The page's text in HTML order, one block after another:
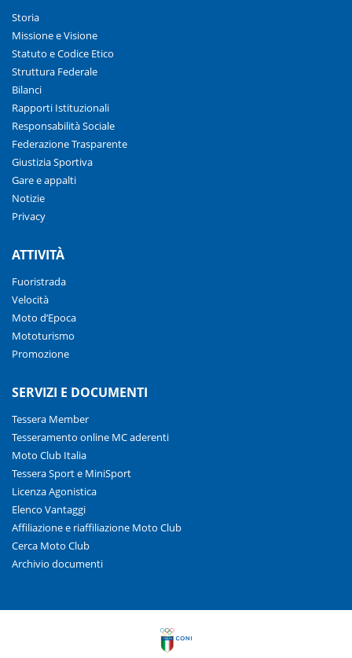
Storia
Missione e Visione
Statuto e Codice Etico
Struttura Federale
Bilanci
Rapporti Istituzionali
Responsabilità Sociale
Federazione Trasparente
Giustizia Sportiva
Gare e appalti
Notizie
Privacy
ATTIVITÀ
Fuoristrada
Velocità
Moto d’Epoca
Mototurismo
Promozione
SERVIZI E DOCUMENTI
Tessera Member
Tesseramento online MC aderenti
Moto Club Italia
Tessera Sport e MiniSport
Licenza Agonistica
Elenco Vantaggi
Affiliazione e riaffiliazione Moto Club
Cerca Moto Club
Archivio documenti